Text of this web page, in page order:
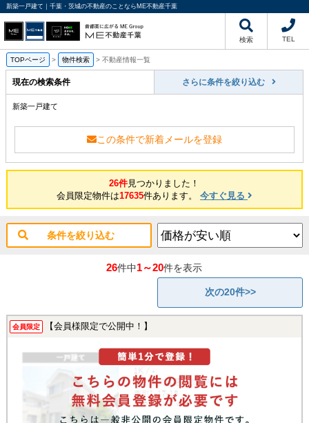
新築一戸建て｜千葉・茨城の不動産のことならME不動産千葉
検索 TEL
TOPページ > 物件検索 > 不動産情報一覧
現在の検索条件 さらに条件を絞り込む
新築一戸建て
この条件で新着メールを登録
26件見つかりました！
会員限定物件は17635件あります。 今すぐ見る
条件を絞り込む
26件中1～20件を表示
次の20件>>
会員限定 【会員様限定で公開中！】